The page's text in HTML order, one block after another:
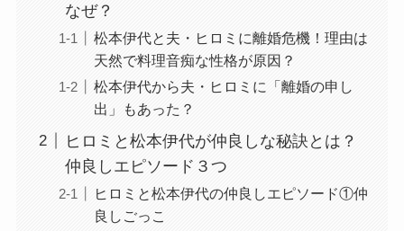
なぜ？
松本伊代と夫・ヒロミに離婚危機！理由は
天然で料理音痴な性格が原因？
松本伊代から夫・ヒロミに「離婚の申し
出」もあった？
ヒロミと松本伊代が仲良しな秘訣とは？
仲良しエピソード３つ
ヒロミと松本伊代の仲良しエピソード①仲
良しごっこ